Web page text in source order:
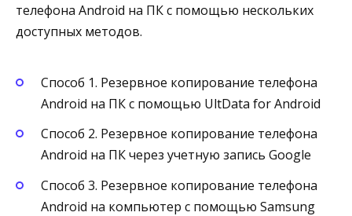
телефона Android на ПК с помощью нескольких
доступных методов.
Способ 1. Резервное копирование телефона
Android на ПК с помощью UltData for Android
Способ 2. Резервное копирование телефона
Android на ПК через учетную запись Google
Способ 3. Резервное копирование телефона
Android на компьютер с помощью Samsung